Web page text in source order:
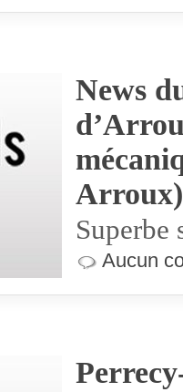
News
Arroux)
Superbe
Aucun